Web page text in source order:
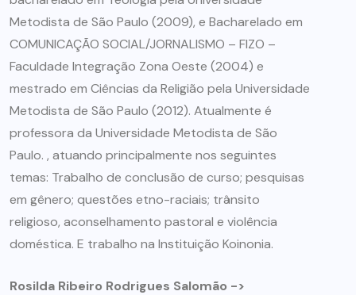
Metodista de São Paulo (2009), e Bacharelado em
COMUNICAÇÃO SOCIAL/JORNALISMO – FIZO –
Faculdade Integração Zona Oeste (2004) e
mestrado em Ciências da Religião pela Universidade
Metodista de São Paulo (2012). Atualmente é
professora da Universidade Metodista de São
Paulo. , atuando principalmente nos seguintes
temas: Trabalho de conclusão de curso; pesquisas
em gênero; questões etno-raciais; trânsito
religioso, aconselhamento pastoral e violência
doméstica. E trabalho na Instituição Koinonia.
Rosilda Ribeiro Rodrigues Salomão ->